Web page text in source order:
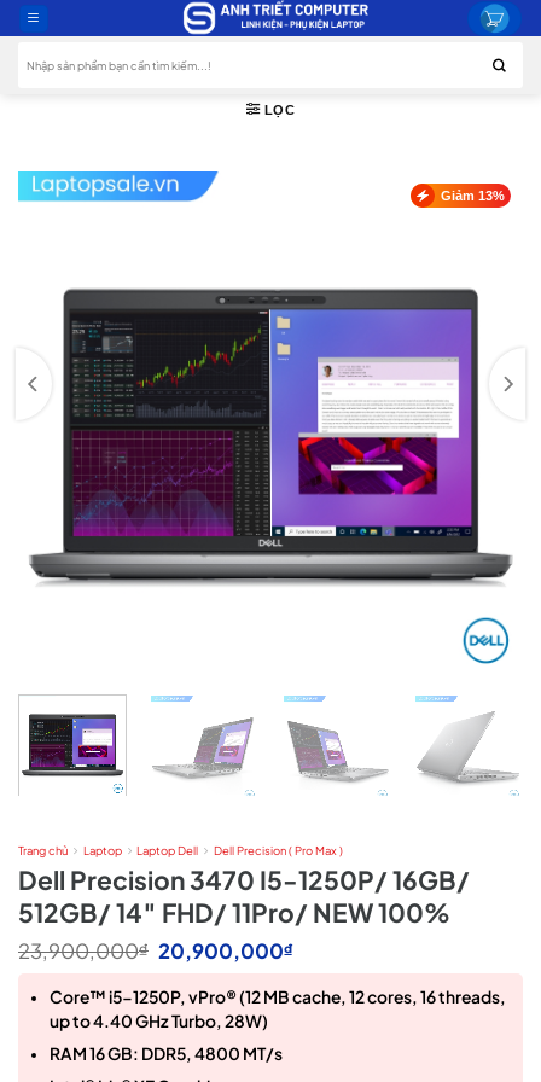
to
content
LỌC
Giảm 13%
Trang chủ Laptop Laptop Dell Dell Precision ( Pro Max )
Dell Precision 3470 I5-1250P/ 16GB/
512GB/ 14″ FHD/ 11Pro/ NEW 100%
23,900,000₫ Giá
gốc
là:
23,900,000₫.
20,900,000₫Giá
tại
là:
Core™ i5-1250P, vPro® (12 MB cache, 12 cores, 16 threads,
up to 4.40 GHz Turbo, 28W)
RAM 16 GB: DDR5, 4800 MT/s